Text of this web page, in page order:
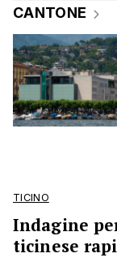
CANTONE
TICINO
Indagine
ticinese